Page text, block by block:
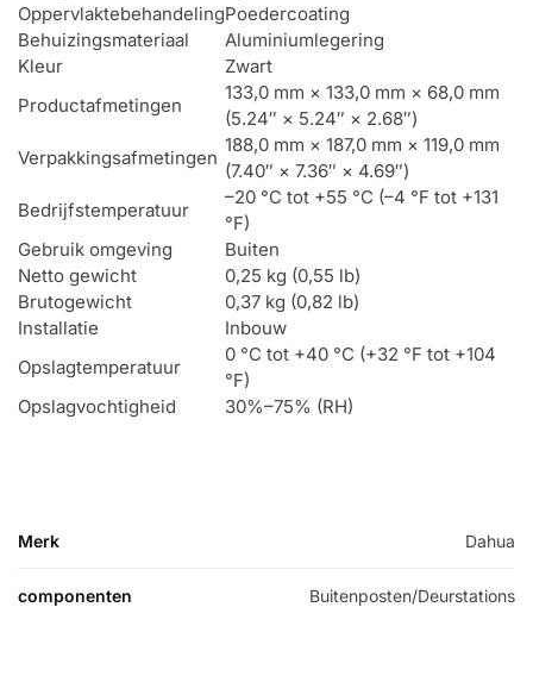
OppervlaktebehandelingPoedercoating
Behuizingsmateriaal
Aluminiumlegering
Kleur
Zwart
Productafmetingen
133,0 mm × 133,0 mm × 68,0 mm
(5.24″ × 5.24″ × 2.68″)
Verpakkingsafmetingen
188,0 mm × 187,0 mm × 119,0 mm
(7.40″ × 7.36″ × 4.69″)
Bedrijfstemperatuur
–20 °C tot +55 °C (–4 °F tot +131
°F)
Gebruik omgeving
Buiten
Netto gewicht
0,25 kg (0,55 lb)
Brutogewicht
0,37 kg (0,82 lb)
Installatie
Inbouw
Opslagtemperatuur
0 °C tot +40 °C (+32 °F tot +104
°F)
Opslagvochtigheid
30%–75% (RH)
Merk Dahua
componenten Buitenposten/Deurstations